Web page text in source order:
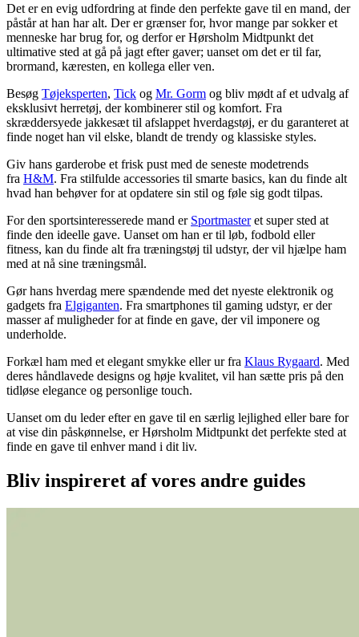
Det er en evig udfordring at finde den perfekte gave til en mand, der
påstår at han har alt. Der er grænser for, hvor mange par sokker et
menneske har brug for, og derfor er Hørsholm Midtpunkt det
ultimative sted at gå på jagt efter gaver; uanset om det er til far,
brormand, kæresten, en kollega eller ven.
Besøg Tøjeksperten, Tick og Mr. Gorm og bliv mødt af et udvalg af
eksklusivt herretøj, der kombinerer stil og komfort. Fra
skræddersyede jakkesæt til afslappet hverdagstøj, er du garanteret at
finde noget han vil elske, blandt de trendy og klassiske styles.
Giv hans garderobe et frisk pust med de seneste modetrends
fra H&M. Fra stilfulde accessories til smarte basics, kan du finde alt
hvad han behøver for at opdatere sin stil og føle sig godt tilpas.
For den sportsinteresserede mand er Sportmasteret super sted at
finde den ideelle gave. Uanset om han er til løb, fodbold eller
fitness, kan du finde alt fra træningstøj til udstyr, der vil hjælpe ham
med at nå sine træningsmål.
Gør hans hverdag mere spændende med det nyeste elektronik og
gadgets fra Elgiganten. Fra smartphones til gaming udstyr, er der
masser af muligheder for at finde en gave, der vil imponere og
underholde.
Forkæl ham med et elegant smykke eller ur fra Klaus Rygaard. Med
deres håndlavede designs og høje kvalitet, vil han sætte pris på den
tidløse elegance og personlige touch.
Uanset om du leder efter en gave til en særlig lejlighed eller bare for
at vise din påskønnelse, er Hørsholm Midtpunkt det perfekte sted at
finde en gave til enhver mand i dit liv.
Bliv inspireret af vores andre guides